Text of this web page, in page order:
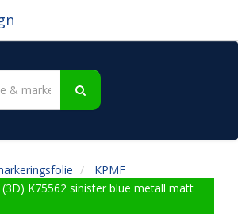
KPMF
(3D) K75562 sinister blue metall matt